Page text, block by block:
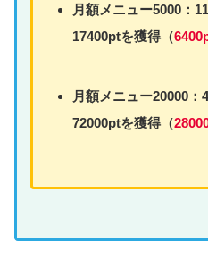
月額メニュー5000：
17400ptを獲得（
月額メニュー20000：
72000ptを獲得（